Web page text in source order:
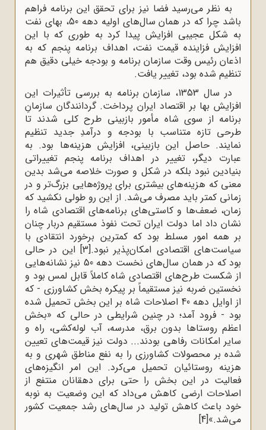
به نظر می‌رسید فضا نیز برای تحقق این برنامه فراهم
باشد چرا که در همان سال‌های اولیه دهه 50، بهای نفت
به شکل عجیبی افزایش پیدا کرد به طوری که با این
افزایش فزاینده قیمت نفت، اهداف برنامه پنجم که به
اذعان رئیس وقت سازمان برنامه و بودجه خیلی دقیق هم
تنظیم شده بود، تغییر یافت.
در سال 1353، سازمان برنامه به بررسی تأثیرات این
افزایش بها بر اقتصاد ایران پرداخت. گردانندگان سازمانِ
برنامه از سوی شاه مأمور بازبینی طرح کلی شدند تا
طرحی تازه متناسب با بودجه و درآمدِ جدید تنظیم
نمایند. حاصل این بازبینی، افزایش هزینه‌ها بود. به
عبارت دیگر، تغییر در اهداف برنامه‌ پنجم تغییراتی
بنیادین نبود بلکه در شکل و صورت خلاصه می‌شد بدین
معنی که هزینه‌های بیشتری برای پروژه‌هایی بزرگ‌تر و در
زمانی کمتر باید مصرف می‌شد. از این رو طولی نکشید که
زمان، ضعف‌ها و کاستی‌های برنامه‌های اقتصادی شاه را
نشان داد اما دولت ایران تحت ‌نفوذ مستقیم دربار چنان
بر همه امور مسلط بود که کمترین برخورد انتقادی با
سیاست‌های اقتصادی امکان‌پذیر نبود.[3]
این در حالی
بود که در همان سال‌های نخست دهه 50 نیز نشانه‌هایی
از شکست طرح‌های اقتصادی شاه کاملاً قابل لمس بود و
نخستین ضربه نیز مستقیماً بر پیکره بخش کشاورزی - که
از اوایل دهه 40 اصلاحات شاه بر این بخش تحمیل شده
بود - فرود آمد؛ در چنین شرایطی در حالی که «بخش
اعظم روستاها بدون برق، مدرسه، آب لوله‌کشی، راه و
سایر امکانات رفاهی بودند... دولت نیز قیمت‌های تعیین
شده بر محصولات کشاورزی را به نفع مناطق شهری و به
هزینه روستائیان تحمیل می‌کرد. این امر انگیزه‌های
فعالیت در این بخش را حتی برای دهقانان منتفع از
اصلاحات ارضی کاهش می‌داد که این وضعیت به نوبه
خود باعث کاهش تولید در سال‌های رشد جمعیت کشور
می‌شد.»[4]